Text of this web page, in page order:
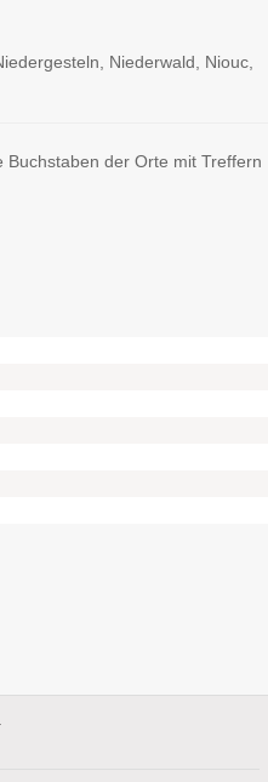
Niederwald, Niouc,
Buchstaben der Orte mit Treffern